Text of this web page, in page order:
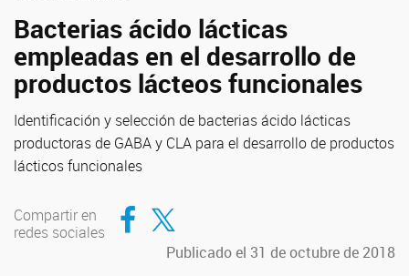
Bacterias ácido lácticas
empleadas en el desarrollo de
productos lácteos funcionales
Identificación y selección de bacterias ácido lácticas
productoras de GABA y CLA para el desarrollo de productos
lácticos funcionales
Compartir en
redes sociales
Compartir en Facebook
Compartir en Twitter
Publicado el 31 de octubre de 2018